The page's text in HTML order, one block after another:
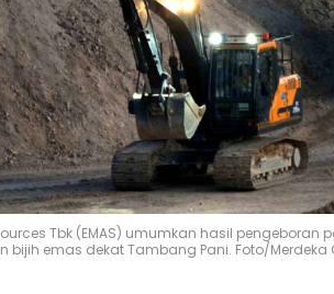
Tbk (EMAS) umumkan hasil pengeboran
bijih emas dekat Tambang Pani. Foto/Merdeka